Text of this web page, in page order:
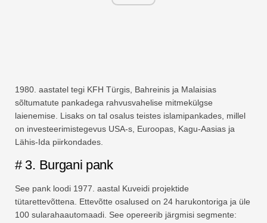
1980. aastatel tegi KFH Türgis, Bahreinis ja Malaisias
sõltumatute pankadega rahvusvahelise mitmekülgse
laienemise. Lisaks on tal osalus teistes islamipankades, millel
on investeerimistegevus USA-s, Euroopas, Kagu-Aasias ja
Lähis-Ida piirkondades.
# 3. Burgani pank
See pank loodi 1977. aastal Kuveidi projektide
tütarettevõttena. Ettevõtte osalused on 24 harukontoriga ja üle
100 sularahaautomaadi. See opereerib järgmisi segmente: